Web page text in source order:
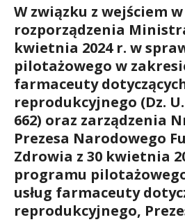
W związku z wejściem
rozporządzenia
kwietnia 2024 r. w
pilotażowego w
farmaceuty
reprodukcyjnego (Dz. U.
662) oraz zarządzenia
Prezesa Narodowego
Zdrowia z 30 kwietnia
programu
usług farmaceuty
reprodukcyjnego,